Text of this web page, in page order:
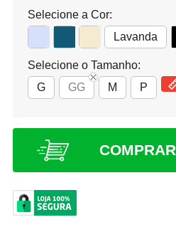
Selecione a Cor:
Lavanda
Selecione o Tamanho:
G
GG M P
COMPRAR